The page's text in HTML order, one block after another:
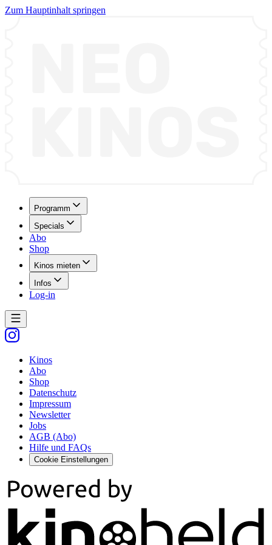
Zum Hauptinhalt springen
Programm
Specials
Abo
Shop
Kinos mieten
Infos
Log-in
Kinos
Abo
Shop
Datenschutz
Impressum
Newsletter
Jobs
AGB (Abo)
Hilfe und FAQs
Cookie Einstellungen